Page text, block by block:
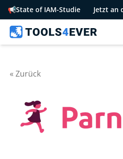
📢State of IAM-Studie Jetzt an
« Zurück